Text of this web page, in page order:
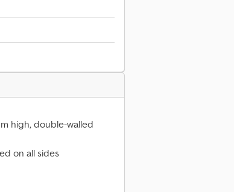
high, double-walled
on all sides